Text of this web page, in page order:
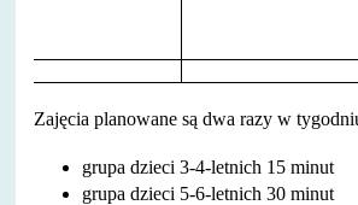
Zajęcia planowane są dwa razy w
grupa dzieci 3-4-letnich 15 minut
grupa dzieci 5-6-letnich 30 minut